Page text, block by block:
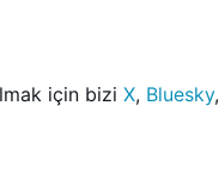
için bizi X, Bluesky,